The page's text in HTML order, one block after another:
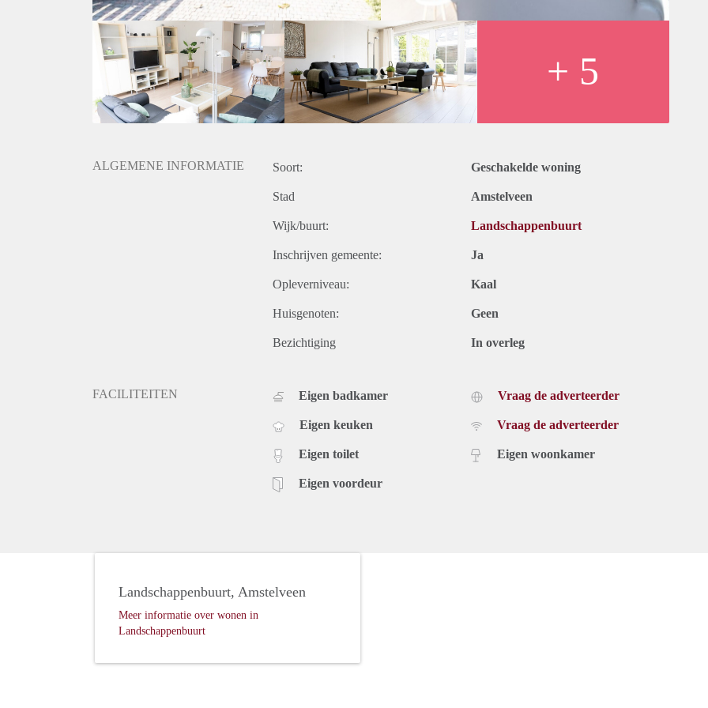
+ 5
ALGEMENE INFORMATIE Soort: Geschakelde woning
Stad Amstelveen
Wijk/buurt: Landschappenbuurt
Inschrijven gemeente: Ja
Opleverniveau: Kaal
Huisgenoten: Geen
Bezichtiging In overleg
FACILITEITEN Eigen badkamer
Eigen keuken
Eigen toilet
Eigen voordeur
Vraag de adverteerder
Vraag de adverteerder
Eigen woonkamer
Landschappenbuurt, Amstelveen
Meer informatie over wonen in
Landschappenbuurt